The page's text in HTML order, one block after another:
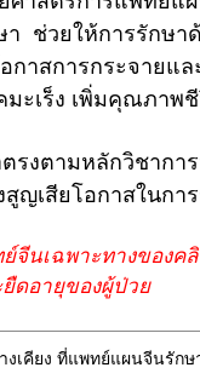
ช่วยให้การรักษา
กาสการกระจายแล
มะเร็ง เพิ่มคุณภา
งตามหลักวิชากา
ญเสียโอกาสในกา
จีนเฉพาะทางของ
ดอายุของผู้ป่วย
เคียง ที่แพทย์แผนจีนรักษ